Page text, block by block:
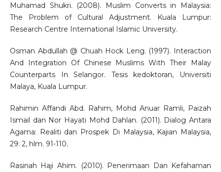
Muhamad Shukri. (2008). Muslim Converts in Malaysia:
The Problem of Cultural Adjustment. Kuala Lumpur:
Research Centre International Islamic University.
Osman Abdullah @ Chuah Hock Leng. (1997). Interaction
And Integration Of Chinese Muslims With Their Malay
Counterparts In Selangor. Tesis kedoktoran, Universiti
Malaya, Kuala Lumpur.
Rahimin Affandi Abd. Rahim, Mohd Anuar Ramli, Paizah
Ismail dan Nor Hayati Mohd Dahlan. (2011). Dialog Antara
Agama: Realiti dan Prospek Di Malaysia, Kajian Malaysia,
29: 2, hlm. 91-110.
Rasinah Haji Ahim. (2010). Penerimaan Dan Kefahaman